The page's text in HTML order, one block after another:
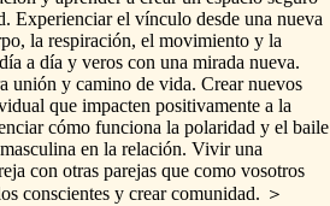
Experienciar el vínculo desde una nueva
la respiración, el movimiento y la
día a día y veros con una mirada nueva.
unión y camino de vida. Crear nuevos
que impacten positivamente a la
cómo funciona la polaridad y el baile
masculina en la relación. Vivir una
con otras parejas que como vosotros
conscientes y crear comunidad. ＞